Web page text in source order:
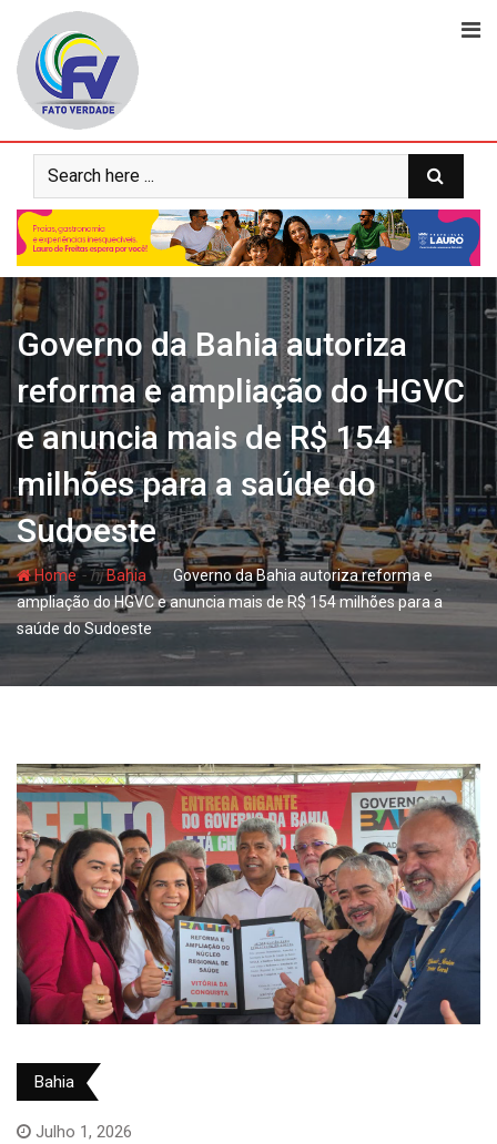
content
Governo da Bahia autoriza
reforma e ampliação do HGVC
e anuncia mais de R$ 154
milhões para a saúde do
Sudoeste
Home- hjBahia- hj Governo da Bahia autoriza reforma e
ampliação do HGVC e anuncia mais de R$ 154 milhões para a
saúde do Sudoeste
Bahia
Julho 1, 2026